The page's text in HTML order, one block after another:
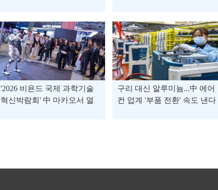
'2026 비욘드 국제 과학기술
혁신박람회' 中 마카오서 열
구리 대신 알루미늄...中 에어
컨 업계 '부품 전환' 속도 낸다